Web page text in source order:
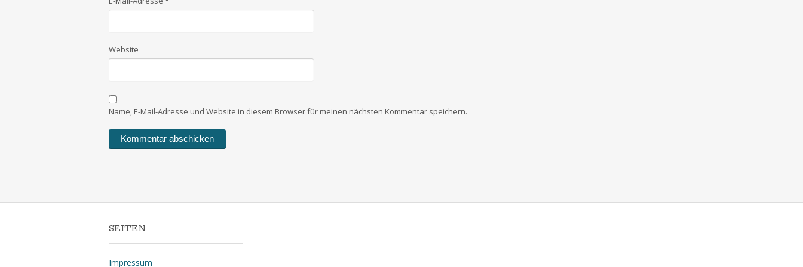
Website
Name, E-Mail-Adresse und Website in diesem Browser für meinen nächsten Kommentar speichern.
SEITEN
Impressum